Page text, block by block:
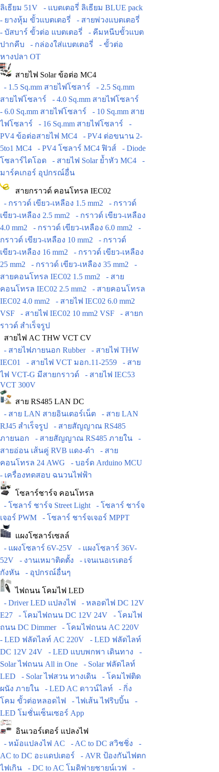
ลิเธียม 51V
- แบตเตอรี่ ลิเธียม BLUE pack
- ยางหุ้ม ขั้วแบตเตอรี่
- สายพ่วงแบตเตอรี่
- บัสบาร์ ขั้วต่อ แบตเตอรี่
- คีมหนีบขั้วแบต
ปากคีบ
- กล่องใส่แบตเตอรี่
- ขั้วต่อ
หางปลา OT
สายไฟ Solar ข้อต่อ MC4
- 1.5 Sq.mm สายไฟโซลาร์
- 2.5 Sq.mm
สายไฟโซลาร์
- 4.0 Sq.mm สายไฟโซลาร์
- 6.0 Sq.mm สายไฟโซลาร์
- 10 Sq.mm สาย
ไฟโซลาร์
- 16 Sq.mm สายไฟโซลาร์
-
PV4 ข้อต่อสายไฟ MC4
- PV4 ต่อขนาน 2-
5to1 MC4
- PV4 โซลาร์ MC4 ฟิวส์
- Diode
โซลาร์ไดโอด
- สายไฟ Solar ย้ำหัว MC4
-
มาร์คเกอร์ อุปกรณ์อื่น
สายกราวด์ คอนโทรล IEC02
- กราวด์ เขียว-เหลือง 1.5 mm2
- กราวด์
เขียว-เหลือง 2.5 mm2
- กราวด์ เขียว-เหลือง
4.0 mm2
- กราวด์ เขียว-เหลือง 6.0 mm2
-
กราวด์ เขียว-เหลือง 10 mm2
- กราวด์
เขียว-เหลือง 16 mm2
- กราวด์ เขียว-เหลือง
25 mm2
- กราวด์ เขียว-เหลือง 35 mm2
-
สายคอนโทรล IEC02 1.5 mm2
- สาย
คอนโทรล IEC02 2.5 mm2
- สายคอนโทรล
IEC02 4.0 mm2
- สายไฟ IEC02 6.0 mm2
VSF
- สายไฟ IEC02 10 mm2 VSF
- สายก
ราวด์ สำเร็จรูป
สายไฟ AC THW VCT CV
- สายไฟภายนอก Rubber
- สายไฟ THW
IEC01
- สายไฟ VCT มอก.11-2559
- สาย
ไฟ VCT-G มีสายกราวด์
- สายไฟ IEC53
VCT 300V
สาย RS485 LAN DC
- สาย LAN สายอินเตอร์เน็ต
- สาย LAN
RJ45 สำเร็จรูป
- สายสัญญาณ RS485
ภายนอก
- สายสัญญาณ RS485 ภายใน
-
สายอ่อน เส้นคู่ RVB แดง-ดำ
- สาย
คอนโทรล 24 AWG
- บอร์ด Arduino MCU
- เครื่องทดสอบ ฉนวนไฟฟ้า
โซลาร์ชาร์จ คอนโทรล
- โซลาร์ ชาร์จ Street Light
- โซลาร์ ชาร์จ
เจอร์ PWM
- โซลาร์ ชาร์จเจอร์ MPPT
แผงโซลาร์เซลล์
- แผงโซลาร์ 6V-25V
- แผงโซลาร์ 36V-
52V
- งานเหมาติดตั้ง
- เจนเนอเรเตอร์
กังหัน
- อุปกรณ์อื่นๆ
ไฟถนน โคมไฟ LED
- Driver LED แปลงไฟ
- หลอดไฟ DC 12V
E27
- โคมไฟถนน DC 12V 24V
- โคมไฟ
ถนน DC Dimmer
- โคมไฟถนน AC 220V
- LED ฟลัดไลท์ AC 220V
- LED ฟลัดไลท์
DC 12V 24V
- LED แบบพกพา เดินทาง
-
Solar ไฟถนน All in One
- Solar ฟลัดไลท์
LED
- Solar ไฟสวน ทางเดิน
- โคมไฟติด
ผนัง ภายใน
- LED AC ดาวน์ไลท์
- กิ่ง
โคม ขั้วต่อหลอดไฟ
- ไฟเส้น ไฟริบบิ้น
-
LED โมชั่นเซ็นเซอร์ App
อินเวอร์เตอร์ แปลงไฟ
- หม้อแปลงไฟ AC
- AC to DC สวิชชิ่ง
-
AC to DC อะแดปเตอร์
- AVR ป้องกันไฟตก
ไฟเกิน
- DC to AC โมดิฟายชายน์เวฟ -